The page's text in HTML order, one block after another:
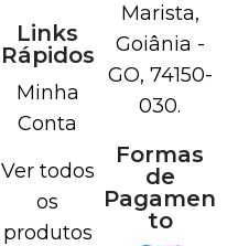
Links
Rápidos
Minha
Conta
Ver todos
os
produtos
Marista,
Goiânia -
GO, 74150-
030.
Formas
de
Pagamen
to